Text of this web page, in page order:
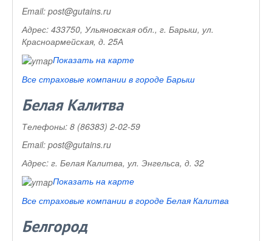
Email: post@gutains.ru
Адрес: 433750, Ульяновская обл., г. Барыш, ул.
Красноармейская, д. 25А
Показать на карте
Все страховые компании в городе Барыш
Белая Калитва
Телефоны: 8 (86383) 2-02-59
Email: post@gutains.ru
Адрес: г. Белая Калитва, ул. Энгельса, д. 32
Показать на карте
Все страховые компании в городе Белая Калитва
Белгород